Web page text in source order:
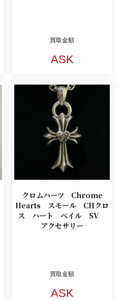
買取金額
ASK
クロムハーツ Chrome
Hearts スモール CHクロ
ス ハート ベイル SV
アクセサリー
買取金額
ASK